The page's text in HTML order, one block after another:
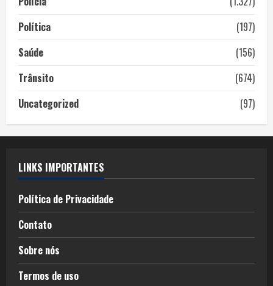
Política
(197)
Saúde
(156)
Trânsito
(674)
Uncategorized
(97)
LINKS IMPORTANTES
Política de Privacidade
Contato
Sobre nós
Termos de uso